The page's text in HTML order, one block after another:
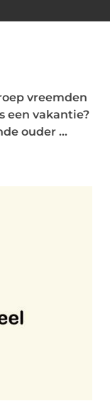
vreemden
een vakantie?
ouder ...